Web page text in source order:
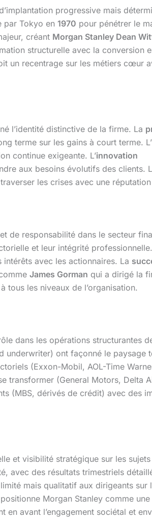
progressive mais
par Tokyo en 1970 pour pénétrer le
créant Morgan Stanley Dean
structurelle avec la conversion
un recentrage sur les métiers cœur
l’identité distinctive de la firme. La
terme sur les gains à court terme. L’
continue exigeante. L’innovation
aux besoins évolutifs des clients.
les crises avec une
de responsabilité dans le secteur
et leur intégrité
avec les actionnaires. La
James Gorman qui a dirigé la
tous les niveaux de l’organisation.
dans les opérations structurantes
underwriter) ont façonné le paysage
(Exxon-Mobil, AOL-Time
transformer (General Motors, Delta
(MBS, dérivés de crédit) avec des
et visibilité stratégique sur les sujets
avec des résultats trimestriels
mais qualitatif aux dirigeants sur
Morgan Stanley comme
en avant l’engagement sociétal et